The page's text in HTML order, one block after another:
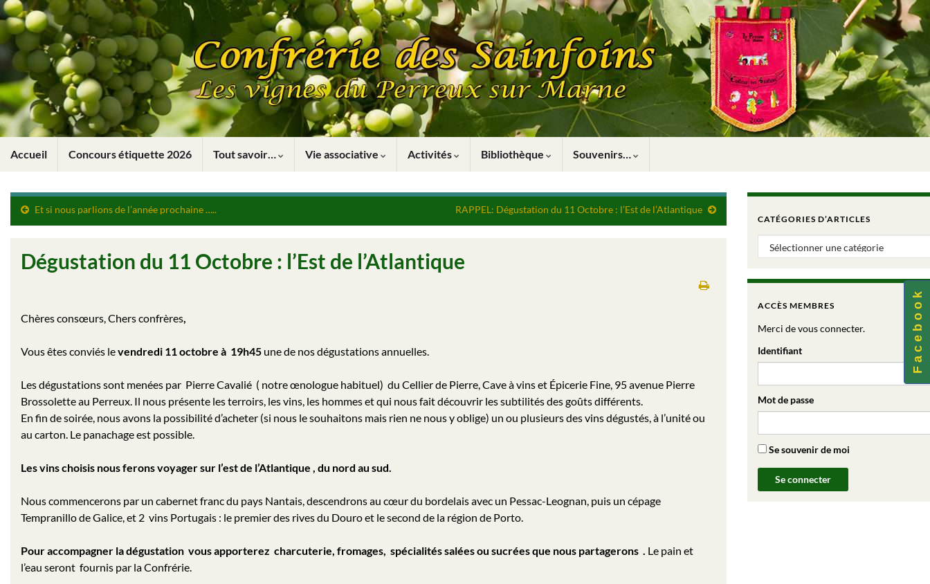
Accueil Concours étiquette 2026 Tout savoir… Vie associative Activités Bibliothèque Souvenirs…
Et si nous parlions de l’année prochaine ….. RAPPEL: Dégustation du 11 Octobre : l’Est de l’Atlantique
Dégustation du 11 Octobre : l’Est de l’Atlantique
Chères consœurs, Chers confrères,
Vous êtes conviés levendredi 11 octobre à 19h45 une de nos dégustations annuelles.
Les dégustations sont menées par Pierre Cavalié ( notre œnologue habituel) du Cellier de Pierre, Cave à vins et Épicerie Fine, 95 avenue Pierre
Brossolette au Perreux. Il nous présente les terroirs, les vins, les hommes et qui nous fait découvrir les subtilités des goûts différents.
En fin de soirée, nous avons la possibilité d’acheter (si nous le souhaitons mais rien ne nous y oblige) un ou plusieurs des vins dégustés, à l’unité ou
au carton. Le panachage est possible.
Les vins choisis nous ferons voyager sur l’est de l’Atlantique , du nord au sud.
Nous commencerons par un cabernet franc du pays Nantais, descendrons au cœur du bordelais avec un Pessac-Leognan, puis un cépage
Tempranillo de Galice, et 2 vins Portugais : le premier des rives du Douro et le second de la région de Porto.
Pour accompagner la dégustation vous apporterez charcuterie, fromages, spécialités salées ou sucrées que nous partagerons . Le pain et
l’eau seront fournis par la Confrérie.
CATÉGORIES D’ARTICLES
Catégories d’articles
ACCÈS MEMBRES
Merci de vous connecter.
Identifiant
Mot de passe
Se souvenir de moi
F a c e b o o k